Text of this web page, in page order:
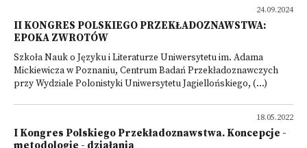
24.09.2024
II KONGRES POLSKIEGO PRZEKŁADOZNAWSTWA:
EPOKA ZWROTÓW
Szkoła Nauk o Języku i Literaturze Uniwersytetu im. Adama
Mickiewicza w Poznaniu, Centrum Badań Przekładoznawczych
przy Wydziale Polonistyki Uniwersytetu Jagiellońskiego, (...)
18.05.2022
I Kongres Polskiego Przekładoznawstwa. Koncepcje -